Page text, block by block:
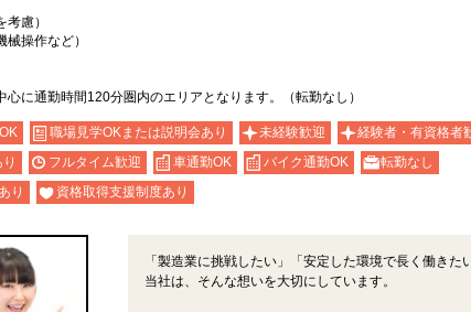
慮）
操作など）
に通勤時間120分圏内のエリアとなります。（転勤なし）
職場見学OKまたは説明会あり 未経験歓迎
経験者・有資格者
フルタイム歓迎 車通勤OK バイク通勤OK
転勤なし
り 資格取得支援制度あり
「製造業に挑戦したい」「安定した環境で長く働きたい
当社は、そんな想いを大切にしています。